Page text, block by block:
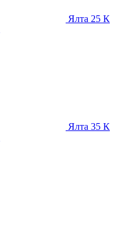
Ялта 25 К
Ялта 35 К